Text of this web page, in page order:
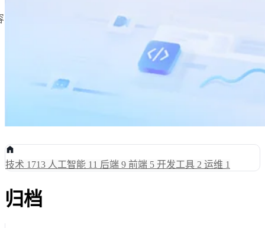
技术 1713 人工智能 11 后端 9 前端 5 开发工具 2 运维 1
归档